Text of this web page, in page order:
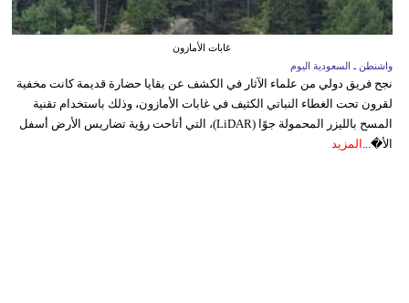
غابات الأمازون
واشنطن ـ السعودية اليوم
نجح فريق دولي من علماء الآثار في الكشف عن بقايا حضارة قديمة كانت مخفية
لقرون تحت الغطاء النباتي الكثيف في غابات الأمازون، وذلك باستخدام تقنية
المسح بالليزر المحمولة جوًا (LiDAR)، التي أتاحت رؤية تضاريس الأرض أسفل
الأ�... المزيد